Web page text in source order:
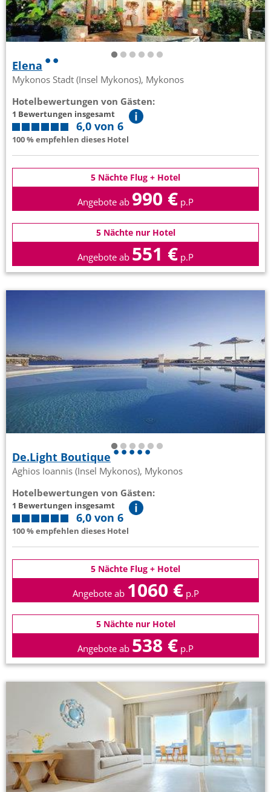
Elena
Mykonos Stadt (Insel Mykonos), Mykonos
Hotelbewertungen von Gästen:
1 Bewertungen insgesamt
6,0 von 6
100 % empfehlen dieses Hotel
5 Nächte Flug + Hotel
Angebote ab 990 € p.P
5 Nächte nur Hotel
Angebote ab 551 € p.P
De.Light Boutique
Aghios Ioannis (Insel Mykonos), Mykonos
Hotelbewertungen von Gästen:
1 Bewertungen insgesamt
6,0 von 6
100 % empfehlen dieses Hotel
5 Nächte Flug + Hotel
Angebote ab 1060 € p.P
5 Nächte nur Hotel
Angebote ab 538 € p.P